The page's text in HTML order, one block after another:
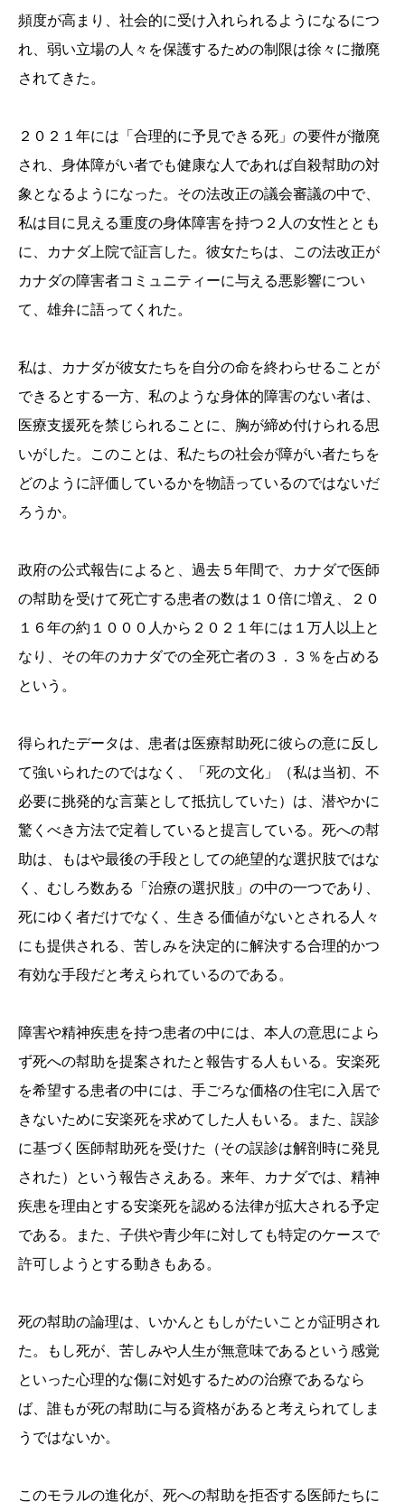
頻度が高まり、社会的に受け入れられるようになるにつ
れ、弱い立場の人々を保護するための制限は徐々に撤廃
されてきた。
２０２１年には「合理的に予見できる死」の要件が撤廃
され、身体障がい者でも健康な人であれば自殺幇助の対
象となるようになった。その法改正の議会審議の中で、
私は目に見える重度の身体障害を持つ２人の女性ととも
に、カナダ上院で証言した。彼女たちは、この法改正が
カナダの障害者コミュニティーに与える悪影響につい
て、雄弁に語ってくれた。
私は、カナダが彼女たちを自分の命を終わらせることが
できるとする一方、私のような身体的障害のない者は、
医療支援死を禁じられることに、胸が締め付けられる思
いがした。このことは、私たちの社会が障がい者たちを
どのように評価しているかを物語っているのではないだ
ろうか。
政府の公式報告によると、過去５年間で、カナダで医師
の幇助を受けて死亡する患者の数は１０倍に増え、２０
１６年の約１０００人から２０２１年には１万人以上と
なり、その年のカナダでの全死亡者の３．３％を占める
という。
得られたデータは、患者は医療幇助死に彼らの意に反し
て強いられたのではなく、「死の文化」（私は当初、不
必要に挑発的な言葉として抵抗していた）は、潜やかに
驚くべき方法で定着していると提言している。死への幇
助は、もはや最後の手段としての絶望的な選択肢ではな
く、むしろ数ある「治療の選択肢」の中の一つであり、
死にゆく者だけでなく、生きる価値がないとされる人々
にも提供される、苦しみを決定的に解決する合理的かつ
有効な手段だと考えられているのである。
障害や精神疾患を持つ患者の中には、本人の意思によら
ず死への幇助を提案されたと報告する人もいる。安楽死
を希望する患者の中には、手ごろな価格の住宅に入居で
きないために安楽死を求めてした人もいる。また、誤診
に基づく医師幇助死を受けた（その誤診は解剖時に発見
された）という報告さえある。来年、カナダでは、精神
疾患を理由とする安楽死を認める法律が拡大される予定
である。また、子供や青少年に対しても特定のケースで
許可しようとする動きもある。
死の幇助の論理は、いかんともしがたいことが証明され
た。もし死が、苦しみや人生が無意味であるという感覚
といった心理的な傷に対処するための治療であるなら
ば、誰もが死の幇助に与る資格があると考えられてしま
うではないか。
このモラルの進化が、死への幇助を拒否する医師たちに